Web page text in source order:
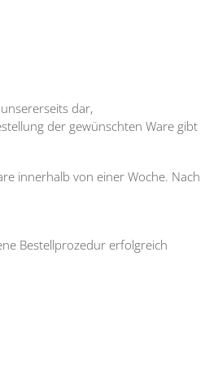
dar,
der gewünschten Ware gibt
innerhalb von einer Woche. Nach
Bestellprozedur erfolgreich